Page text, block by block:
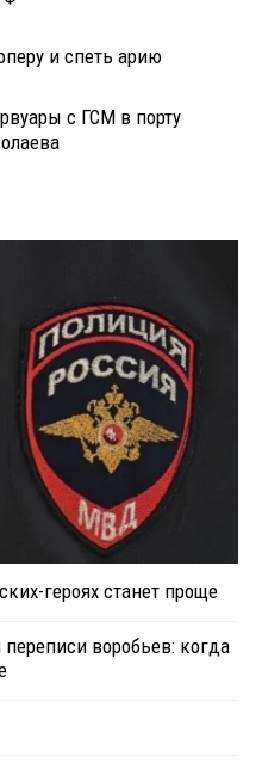
и спеть арию
с ГСМ в порту
героях станет проще
воробьев: когда